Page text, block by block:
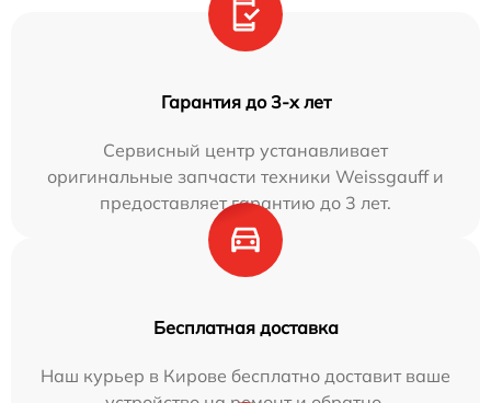
Гарантия до 3-х лет
Сервисный центр устанавливает
оригинальные запчасти техники Weissgauff и
предоставляет гарантию до 3 лет.
Бесплатная доставка
Наш курьер в Кирове бесплатно доставит ваше